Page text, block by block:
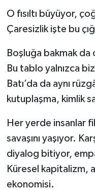
O fısıltı büyüyor,
Çaresizlik işte bu
Boşluğa bakmak da
Bu tablo yalnızca
Batı’da da aynı
kutuplaşma, kimlik
Her yerde insanlar
savaşını yaşıyor.
diyalog bitiyor,
Küresel kapitalizm,
ekonomisi.